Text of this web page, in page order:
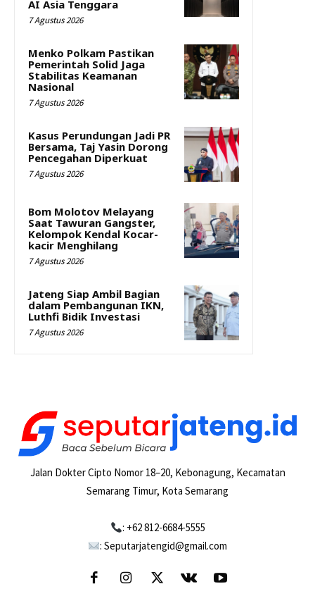
AI Asia Tenggara
7 Agustus 2026
Menko Polkam Pastikan
Pemerintah Solid Jaga
Stabilitas Keamanan
Nasional
7 Agustus 2026
Kasus Perundungan Jadi PR
Bersama, Taj Yasin Dorong
Pencegahan Diperkuat
7 Agustus 2026
Bom Molotov Melayang
Saat Tawuran Gangster,
Kelompok Kendal Kocar-
kacir Menghilang
7 Agustus 2026
Jateng Siap Ambil Bagian
dalam Pembangunan IKN,
Luthfi Bidik Investasi
7 Agustus 2026
Jalan Dokter Cipto Nomor 18–20, Kebonagung, Kecamatan
Semarang Timur, Kota Semarang
: +62 812-6684-5555
: Seputarjatengid@gmail.com